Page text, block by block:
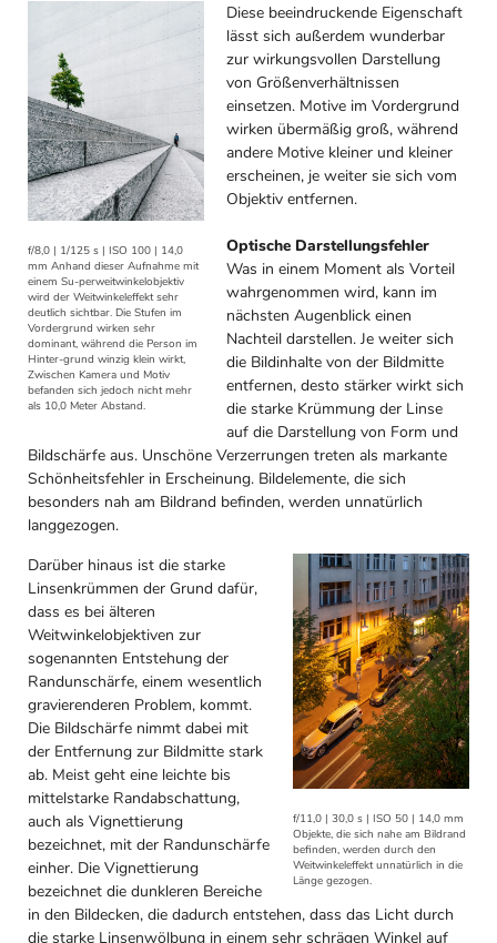
f/8,0 | 1/125 s | ISO 100 | 14,0
mm Anhand dieser Aufnahme mit
einem Su-perweitwinkelobjektiv
wird der Weitwinkeleffekt sehr
deutlich sichtbar. Die Stufen im
Vordergrund wirken sehr
dominant, während die Person im
Hinter-grund winzig klein wirkt,
Zwischen Kamera und Motiv
befanden sich jedoch nicht mehr
als 10,0 Meter Abstand.
Diese beeindruckende Eigenschaft
lässt sich außerdem wunderbar
zur wirkungsvollen Darstellung
von Größenverhältnissen
einsetzen. Motive im Vordergrund
wirken übermäßig groß, während
andere Motive kleiner und kleiner
erscheinen, je weiter sie sich vom
Objektiv entfernen.
Optische Darstellungsfehler
Was in einem Moment als Vorteil
wahrgenommen wird, kann im
nächsten Augenblick einen
Nachteil darstellen. Je weiter sich
die Bildinhalte von der Bildmitte
entfernen, desto stärker wirkt sich
die starke Krümmung der Linse
auf die Darstellung von Form und
Bildschärfe aus. Unschöne Verzerrungen treten als markante
Schönheitsfehler in Erscheinung. Bildelemente, die sich
besonders nah am Bildrand befinden, werden unnatürlich
langgezogen.
f/11,0 | 30,0 s | ISO 50 | 14,0 mm
Objekte, die sich nahe am Bildrand
befinden, werden durch den
Weitwinkeleffekt unnatürlich in die
Länge gezogen.
Darüber hinaus ist die starke
Linsenkrümmen der Grund dafür,
dass es bei älteren
Weitwinkelobjektiven zur
sogenannten Entstehung der
Randunschärfe, einem wesentlich
gravierenderen Problem, kommt.
Die Bildschärfe nimmt dabei mit
der Entfernung zur Bildmitte stark
ab. Meist geht eine leichte bis
mittelstarke Randabschattung,
auch als Vignettierung
bezeichnet, mit der Randunschärfe
einher. Die Vignettierung
bezeichnet die dunkleren Bereiche
in den Bildecken, die dadurch entstehen, dass das Licht durch
die starke Linsenwölbung in einem sehr schrägen Winkel auf